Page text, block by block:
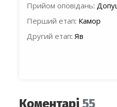
Прийом оповідань:
Перший етап: Камор
Другий етап:Яв